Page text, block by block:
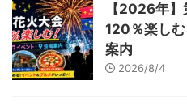
【2026年
120％楽し
案内
2026/8/4